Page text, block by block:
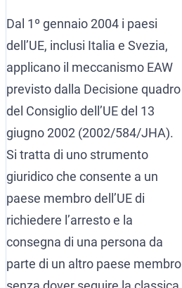
Dal 1º gennaio 2004 i paesi
dell’UE, inclusi Italia e Svezia,
applicano il meccanismo EAW
previsto dalla Decisione quadro
del Consiglio dell’UE del 13
giugno 2002 (2002/584/JHA).
Si tratta di uno strumento
giuridico che consente a un
paese membro dell’UE di
richiedere l’arresto e la
consegna di una persona da
parte di un altro paese membro